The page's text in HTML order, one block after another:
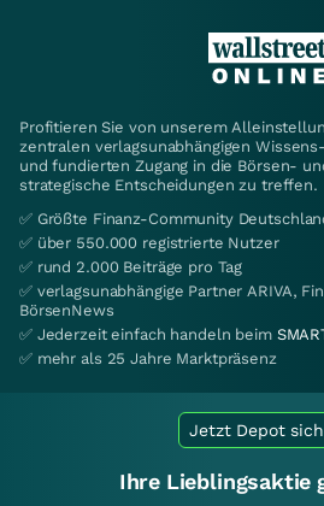
Profitieren Sie von unserem
zentralen verlagsunabhängigen
und fundierten Zugang in die Börsen-
strategische Entscheidungen zu treffen.
✅ Größte Finanz-Community
✅ über 550.000 registrierte Nutzer
✅ rund 2.000 Beiträge pro Tag
✅ verlagsunabhängige Partner ARIVA,
BörsenNews
✅ Jederzeit einfach handeln beim
✅ mehr als 25 Jahre Marktpräsenz
Jetzt Depot
Ihre Lieblingsaktie